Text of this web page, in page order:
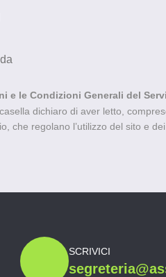
e le Condizioni Generali del
dichiaro di aver letto,
che regolano l’utilizzo del sito e
SCRIVICI